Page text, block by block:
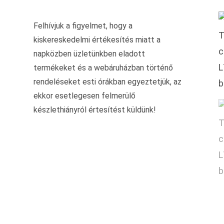
Felhívjuk a figyelmet, hogy a
kiskereskedelmi értékesítés miatt a
napközben üzletünkben eladott
termékeket és a webáruházban történő
rendeléseket esti órákban egyeztetjük, az
ekkor esetlegesen felmerülő
készlethiányról értesítést küldünk!